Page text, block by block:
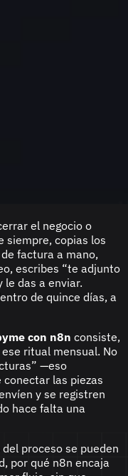
el negocio o
siempre, copias los
factura a mano,
escribes “te adjunto
le das a enviar.
de quince días, a
con n8n consiste,
ritual mensual. No
—eso
las piezas
y se registren
hace falta una
proceso se pueden
por qué n8n encaja